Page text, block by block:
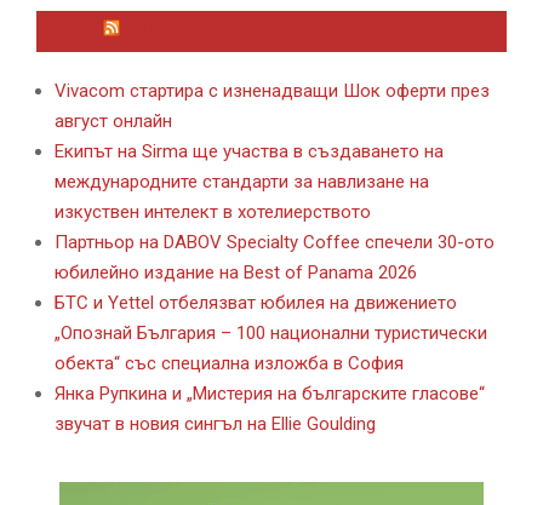
Vivacom стартира с изненадващи Шок оферти през
август онлайн
Екипът на Sirma ще участва в създаването на
международните стандарти за навлизане на
изкуствен интелект в хотелиерството
Партньор на DABOV Specialty Coffee спечели 30-ото
юбилейно издание на Best of Panama 2026
БТС и Yettel отбелязват юбилея на движението
„Опознай България – 100 национални туристически
обекта“ със специална изложба в София
Янка Рупкина и „Мистерия на българските гласове“
звучат в новия сингъл на Ellie Goulding